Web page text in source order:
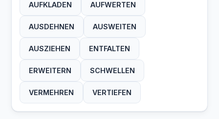
AUFKLADEN AUFWERTEN
AUSDEHNEN AUSWEITEN
AUSZIEHEN ENTFALTEN
ERWEITERN SCHWELLEN
VERMEHREN VERTIEFEN